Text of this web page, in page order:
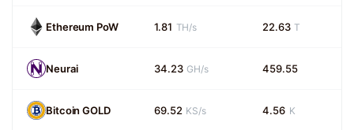
Ethereum PoW 1.81 TH/s 22.63 T
Neurai 34.23 GH/s 459.55
Bitcoin GOLD 69.52 KS/s 4.56 K